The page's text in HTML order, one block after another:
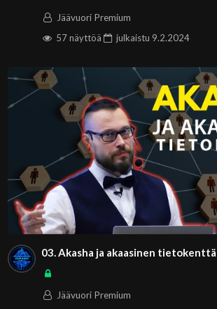
Jäävuori Premium
57 näyttöä
julkaistu 9.2.2024
03. Akasha ja akaasinen
Jäävuori Premium